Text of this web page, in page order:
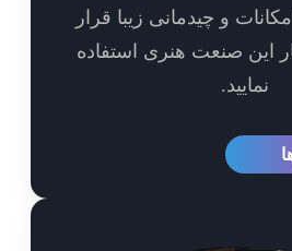
زیبا قرار
هنری استفاده